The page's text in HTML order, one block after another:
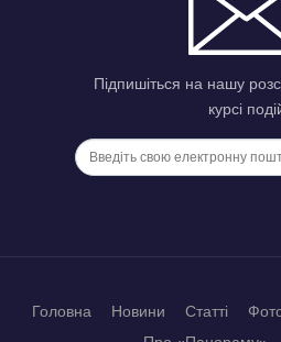
Підпишіться на нашу
курсі
Головна Новини Статті